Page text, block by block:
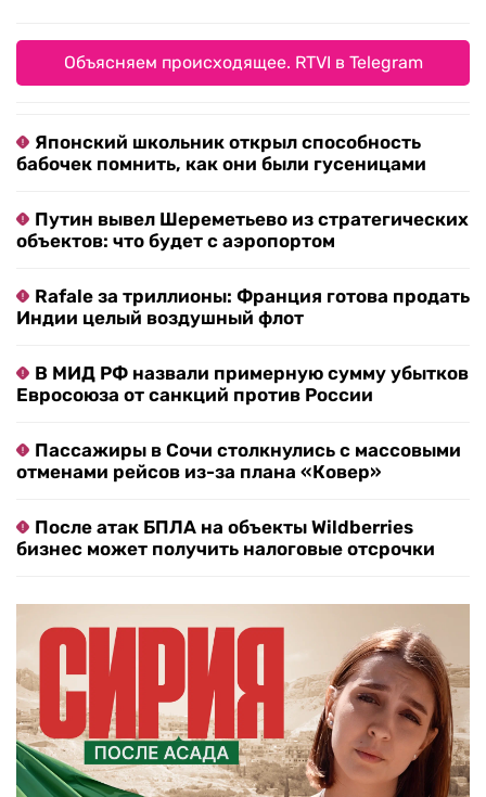
Объясняем происходящее. RTVI в Telegram
Японский школьник открыл способность
бабочек помнить, как они были гусеницами
Путин вывел Шереметьево из стратегических
объектов: что будет с аэропортом
Rafale за триллионы: Франция готова продать
Индии целый воздушный флот
В МИД РФ назвали примерную сумму убытков
Евросоюза от санкций против России
Пассажиры в Сочи столкнулись с массовыми
отменами рейсов из-за плана «Ковер»
После атак БПЛА на объекты Wildberries
бизнес может получить налоговые отсрочки